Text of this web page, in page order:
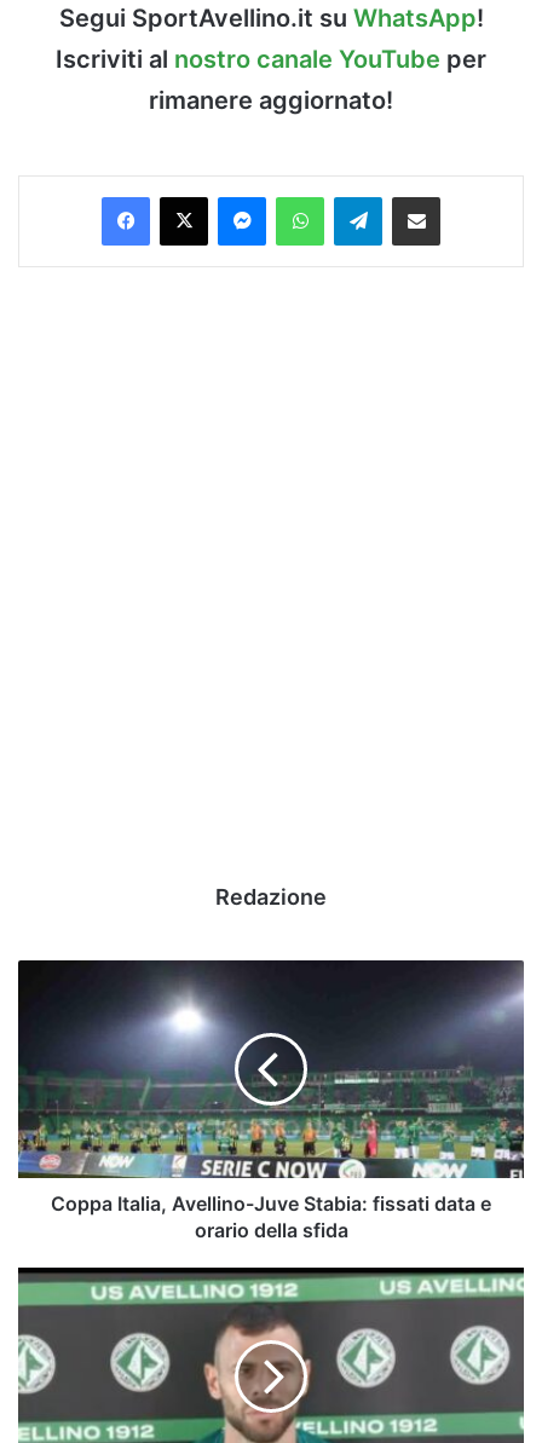
Segui SportAvellino.it su WhatsApp!
Iscriviti al nostro canale YouTube per
rimanere aggiornato!
Facebook
X MessengerWhatsAppTelegramCondividi via Email
Redazione
Stabia:
fissati
data
e
orario
Coppa Italia, Avellino-Juve Stabia: fissati data e
orario della sfida
Vano
si
"Avellino
è
grande